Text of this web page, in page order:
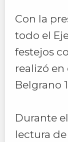
Con la
todo el
festejos
realizó en
Belgrano
Durante
lectura